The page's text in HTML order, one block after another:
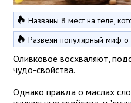
Названы 8 мест на теле,
Развеян популярный миф о
Оливковое восхваляют,
чудо-свойства.
Однако правда о маслах